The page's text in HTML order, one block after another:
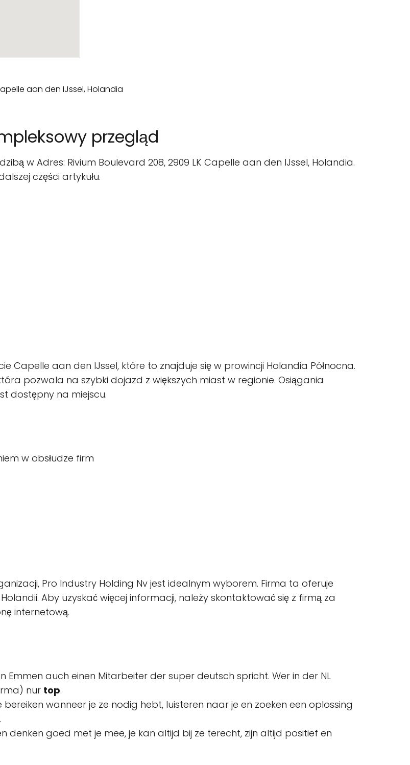
przegląd
w Adres: Rivium Boulevard 208, 2909 LK Capelle aan den IJssel, Holandia.
części artykułu.
Capelle aan den IJssel, które to znajduje się w prowincji Holandia Północna.
pozwala na szybki dojazd z większych miast w regionie. Osiągania
dostępny na miejscu.
w obsłudze firm
Pro Industry Holding Nv jest idealnym wyborem. Firma ta oferuje
Aby uzyskać więcej informacji, należy skontaktować się z firmą za
internetową.
Emmen auch einen Mitarbeiter der super deutsch spricht. Wer in der NL
nur top.
wanneer je ze nodig hebt, luisteren naar je en zoeken een oplossing
denken goed met je mee, je kan altijd bij ze terecht, zijn altijd positief en